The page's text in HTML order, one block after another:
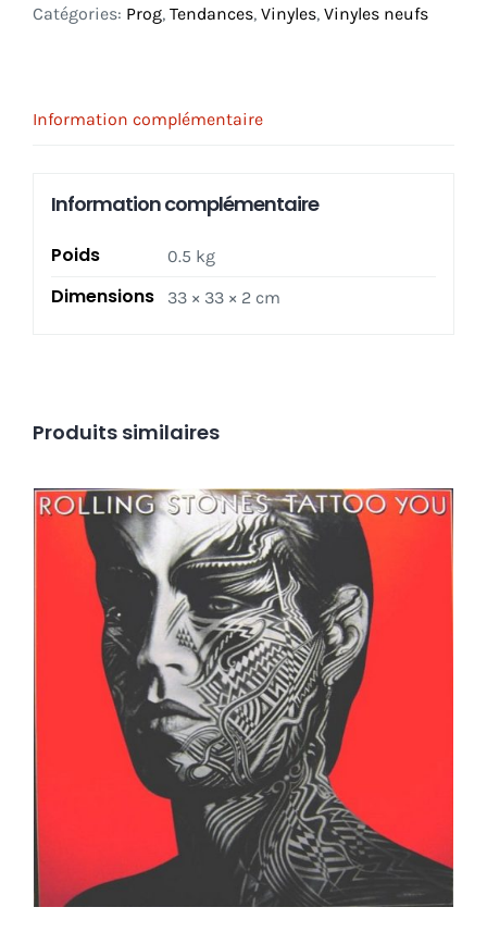
Catégories: Prog, Tendances, Vinyles, Vinyles neufs
Information complémentaire
Information complémentaire
Poids 0.5 kg
Dimensions 33 × 33 × 2 cm
Produits similaires
Rolling Stones – Tattoo You LP _ Pressing Quality
Records _ 1981
Ajouter au panier